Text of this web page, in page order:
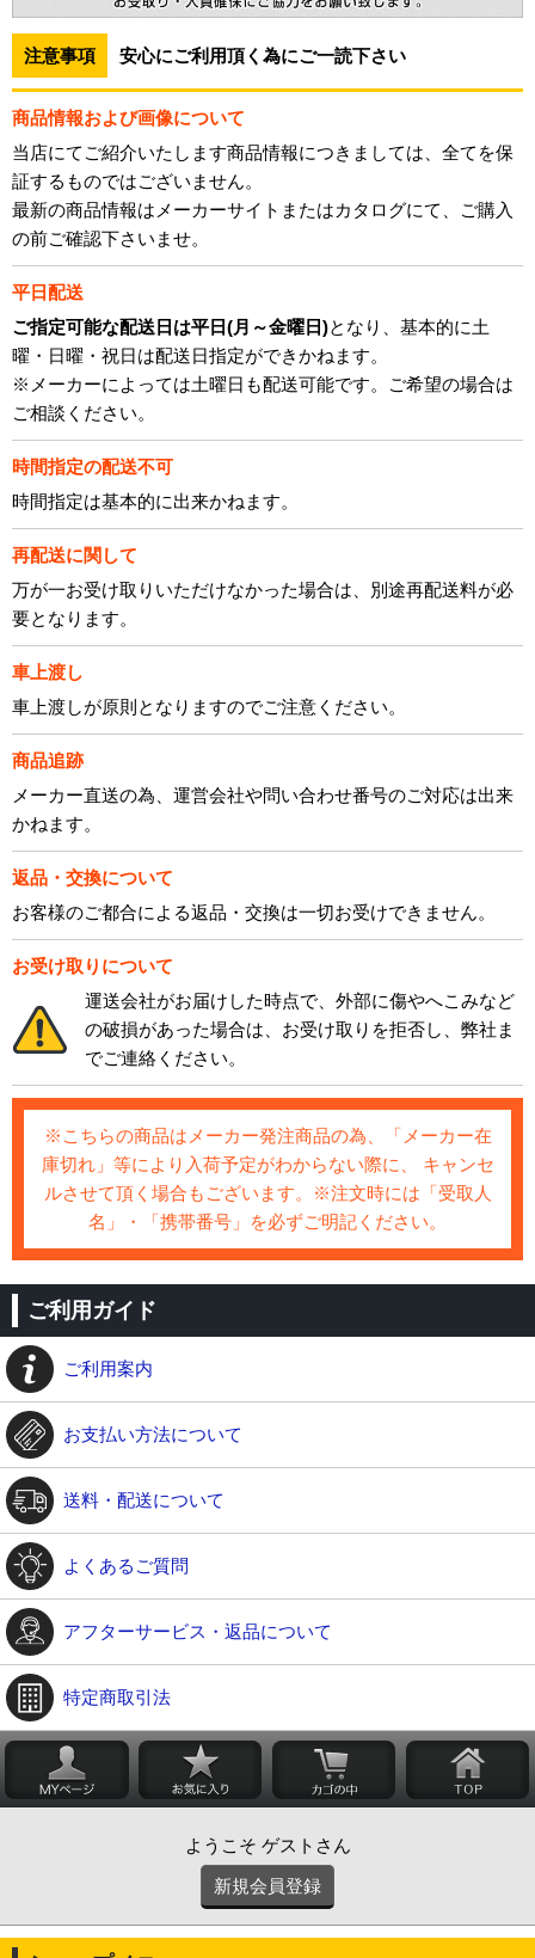
注意事項 安心にご利用頂く為にご一読下さい
商品情報および画像について
当店にてご紹介いたします商品情報につきましては、全てを保
証するものではございません。
最新の商品情報はメーカーサイトまたはカタログにて、ご購入
の前ご確認下さいませ。
平日配送
ご指定可能な配送日は平日(月～金曜日)となり、基本的に土
曜・日曜・祝日は配送日指定ができかねます。
※メーカーによっては土曜日も配送可能です。ご希望の場合は
ご相談ください。
時間指定の配送不可
時間指定は基本的に出来かねます。
再配送に関して
万が一お受け取りいただけなかった場合は、別途再配送料が必
要となります。
車上渡し
車上渡しが原則となりますのでご注意ください。
商品追跡
メーカー直送の為、運営会社や問い合わせ番号のご対応は出来
かねます。
返品・交換について
お客様のご都合による返品・交換は一切お受けできません。
お受け取りについて
運送会社がお届けした時点で、外部に傷やへこみなど
の破損があった場合は、お受け取りを拒否し、弊社ま
でご連絡ください。
※こちらの商品はメーカー発注商品の為、「メーカー在
庫切れ」等により入荷予定がわからない際に、 キャンセ
ルさせて頂く場合もございます。※注文時には「受取人
名」・「携帯番号」を必ずご明記ください。
ご利用ガイド
ご利用案内
お支払い方法について
送料・配送について
よくあるご質問
アフターサービス・返品について
特定商取引法
ようこそ ゲストさん
新規会員登録